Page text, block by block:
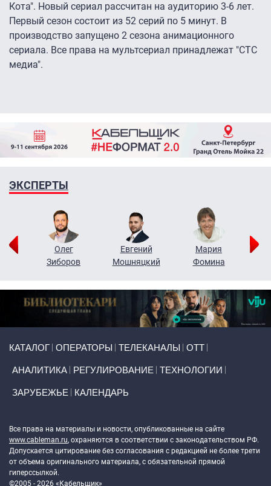
Кота". Новый сериал рассчитан на аудиторию 3-6 лет.
Первый сезон состоит из 52 серий по 5 минут. В
производство запущено 2 сезона анимационного
сериала. Все права на мультсериал принадлежат "СТС
медиа".
ЭКСПЕРТЫ
Олег
Зиборов
Евгений
Мошняцкий
Мария
Фомина
КАТАЛОГ ОПЕРАТОРЫ ТЕЛЕКАНАЛЫ ОТТ
АНАЛИТИКА РЕГУЛИРОВАНИЕ ТЕХНОЛОГИИ
ЗАРУБЕЖЬЕ КАЛЕНДАРЬ
Все права на материалы и новости, опубликованные на сайте
www.cableman.ru, охраняются в соответствии с законодательством РФ.
Допускается цитирование без согласования с редакцией не более трети
от объема оригинального материала, с обязательной прямой
гиперссылкой.
©2005 - 2026 «Кабельщик»